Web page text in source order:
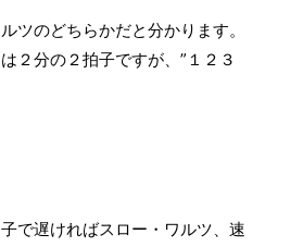
ツのどちらかだと分かります。
２分の２拍子ですが、”１２３
で遅ければスロー・ワルツ、速